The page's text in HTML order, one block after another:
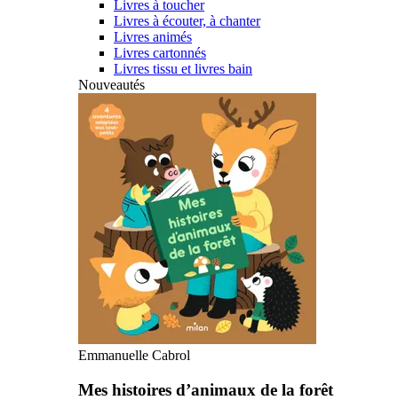
Livres à toucher
Livres à écouter, à chanter
Livres animés
Livres cartonnés
Livres tissu et livres bain
Nouveautés
Emmanuelle Cabrol
Mes histoires d’animaux de la forêt